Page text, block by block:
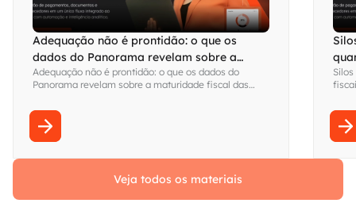
Adequação não é prontidão: o que os
dados do Panorama revelam sobre a
maturidade fiscal das empresas brasileiras
Adequação não é prontidão: o que os dados do
Panorama revelam sobre a maturidade fiscal das
sem
Veja todos os materiais